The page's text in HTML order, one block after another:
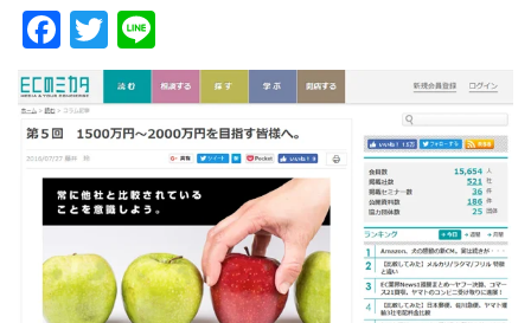
F
a
c
e
b
o
o
k
T
w
it
te
r
n
e